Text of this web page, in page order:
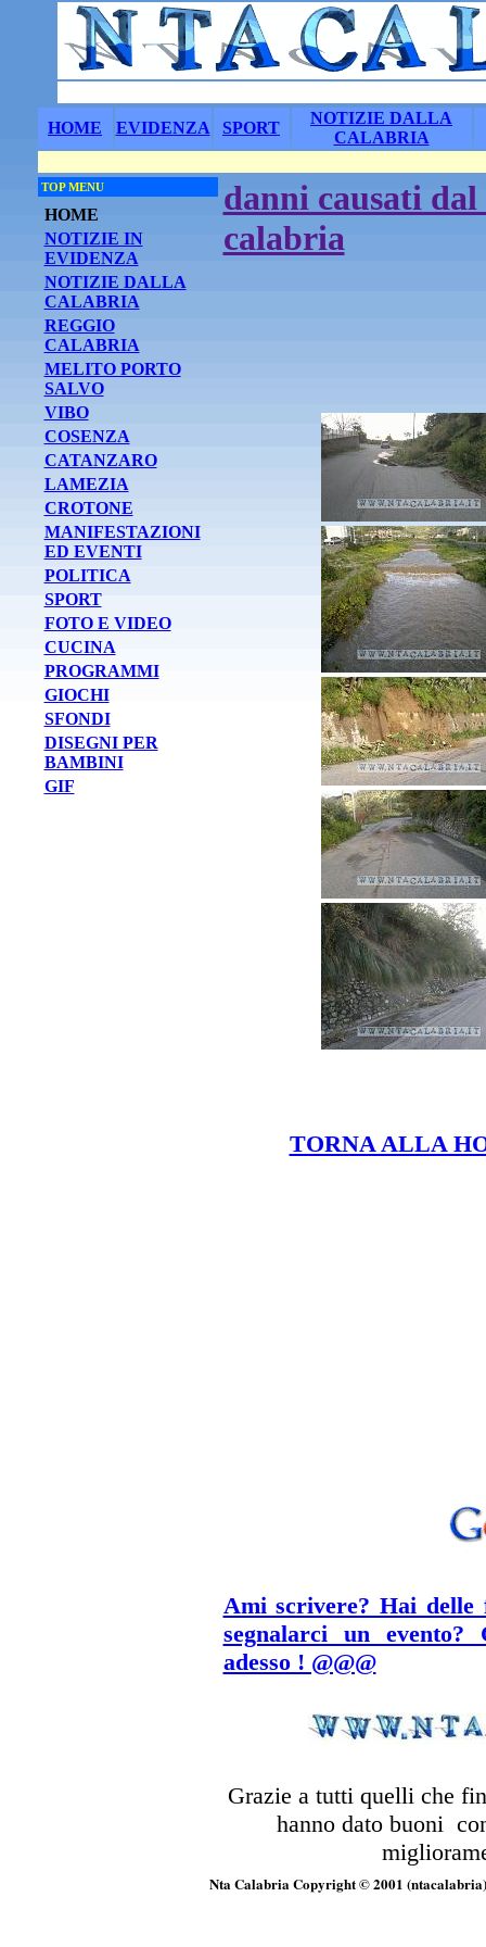
HOME EVIDENZA SPORT
NOTIZIE DALLA
CALABRIA
TOP MENU
HOME
NOTIZIE IN
EVIDENZA
NOTIZIE DALLA
CALABRIA
REGGIO
CALABRIA
MELITO PORTO
SALVO
VIBO
COSENZA
CATANZARO
LAMEZIA
CROTONE
MANIFESTAZIONI
ED EVENTI
POLITICA
SPORT
FOTO E VIDEO
CUCINA
PROGRAMMI
GIOCHI
SFONDI
DISEGNI PER
BAMBINI
GIF
danni causati
calabria
TORNA ALLA
Ami scrivere? Hai
segnalarci un evento?
adesso ! @@@
Grazie a tutti quelli che
hanno dato buoni
Nta Calabria Copyright © 2001